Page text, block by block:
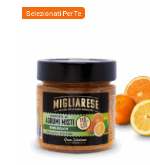
Selezionati Per Te